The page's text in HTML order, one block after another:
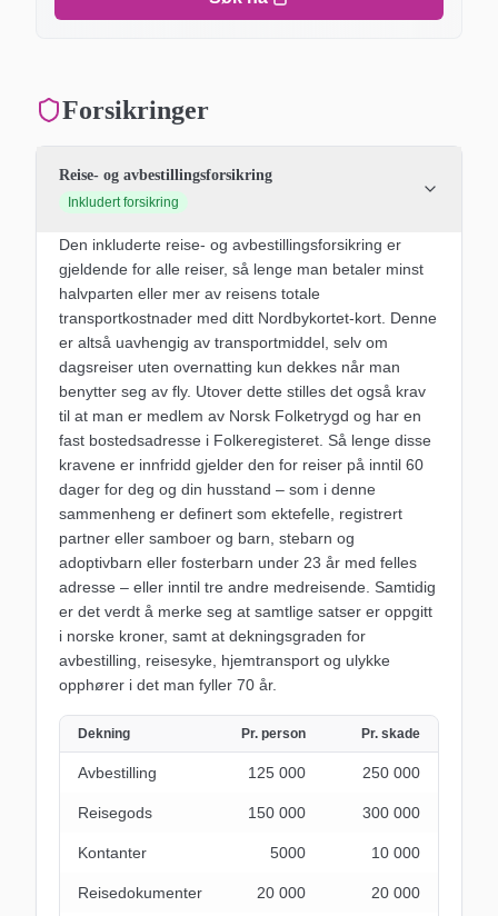
Forsikringer
Reise- og avbestillingsforsikring
Inkludert forsikring
Den inkluderte reise- og avbestillingsforsikring er
gjeldende for alle reiser, så lenge man betaler minst
halvparten eller mer av reisens totale
transportkostnader med ditt Nordbykortet-kort. Denne
er altså uavhengig av transportmiddel, selv om
dagsreiser uten overnatting kun dekkes når man
benytter seg av fly. Utover dette stilles det også krav
til at man er medlem av Norsk Folketrygd og har en
fast bostedsadresse i Folkeregisteret. Så lenge disse
kravene er innfridd gjelder den for reiser på inntil 60
dager for deg og din husstand – som i denne
sammenheng er definert som ektefelle, registrert
partner eller samboer og barn, stebarn og
adoptivbarn eller fosterbarn under 23 år med felles
adresse – eller inntil tre andre medreisende. Samtidig
er det verdt å merke seg at samtlige satser er oppgitt
i norske kroner, samt at dekningsgraden for
avbestilling, reisesyke, hjemtransport og ulykke
opphører i det man fyller 70 år.
Dekning Pr. person Pr. skade
Avbestilling 125 000 250 000
Reisegods 150 000 300 000
Kontanter 5000 10 000
Reisedokumenter 20 000 20 000